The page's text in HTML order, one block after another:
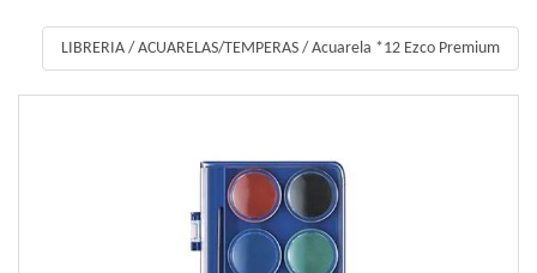
LIBRERIA / ACUARELAS/TEMPERAS / Acuarela *12 Ezco Premium